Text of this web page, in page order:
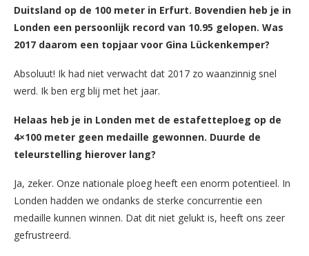
Duitsland op de 100 meter in Erfurt. Bovendien heb je in
Londen een persoonlijk record van 10.95 gelopen. Was
2017 daarom een topjaar voor Gina Lückenkemper?
Absoluut! Ik had niet verwacht dat 2017 zo waanzinnig snel
werd. Ik ben erg blij met het jaar.
Helaas heb je in Londen met de estafetteploeg op de
4×100 meter geen medaille gewonnen. Duurde de
teleurstelling hierover lang?
Ja, zeker. Onze nationale ploeg heeft een enorm potentieel. In
Londen hadden we ondanks de sterke concurrentie een
medaille kunnen winnen. Dat dit niet gelukt is, heeft ons zeer
gefrustreerd.